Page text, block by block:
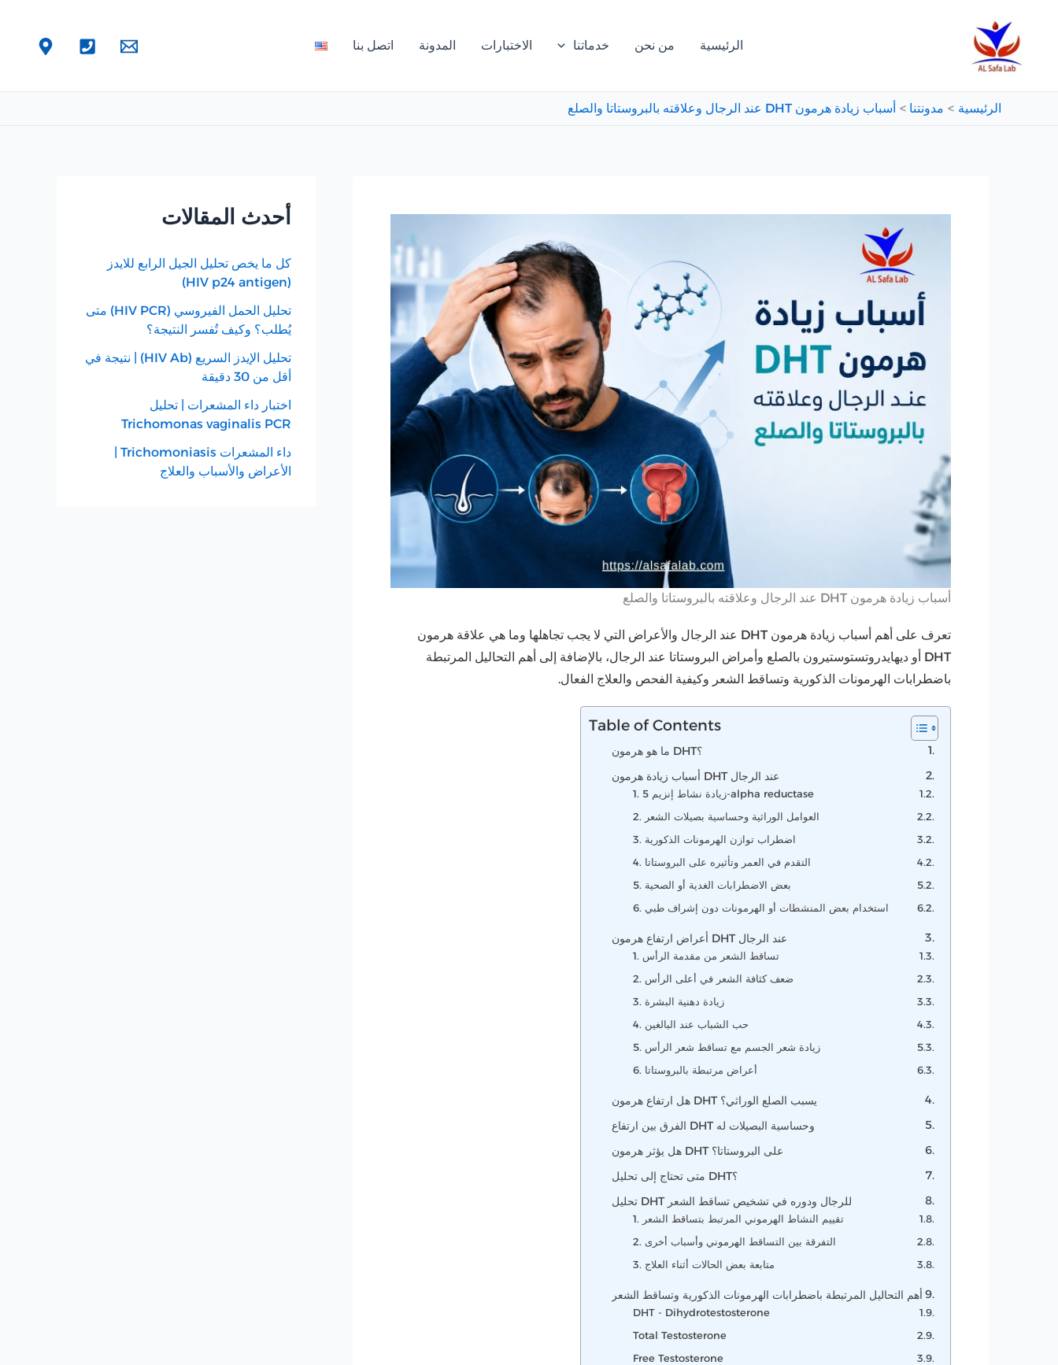
المحتوى
الرئيسية من نحن خدماتنا الاختبارات المدونة اتصل بنا
الرئيسية مدونتنا أسباب زيادة هرمون DHT عند الرجال وعلاقته بالبروستاتا والصلع
أسباب زيادة هرمون DHT عند الرجال وعلاقته بالبروستاتا والصلع
تعرف على أهم أسباب زيادة هرمون DHT عند الرجال والأعراض التي لا يجب تجاهلها وما هي علاقة هرمون
DHT أو ديهايدروتستوستيرون بالصلع وأمراض البروستاتا عند الرجال، بالإضافة إلى أهم التحاليل المرتبطة
باضطرابات الهرمونات الذكورية وتساقط الشعر وكيفية الفحص والعلاج الفعال.
Table of Contents
ما هو هرمون DHT؟
أسباب زيادة هرمون DHT عند الرجال
1. زيادة نشاط إنزيم 5-alpha reductase
2. العوامل الوراثية وحساسية بصيلات الشعر
3. اضطراب توازن الهرمونات الذكورية
4. التقدم في العمر وتأثيره على البروستاتا
5. بعض الاضطرابات الغدية أو الصحية
6. استخدام بعض المنشطات أو الهرمونات دون إشراف طبي
أعراض ارتفاع هرمون DHT عند الرجال
1. تساقط الشعر من مقدمة الرأس
2. ضعف كثافة الشعر في أعلى الرأس
3. زيادة دهنية البشرة
4. حب الشباب عند البالغين
5. زيادة شعر الجسم مع تساقط شعر الرأس
6. أعراض مرتبطة بالبروستاتا
هل ارتفاع هرمون DHT يسبب الصلع الوراثي؟
الفرق بين ارتفاع DHT وحساسية البصيلات له
هل يؤثر هرمون DHT على البروستاتا؟
متى تحتاج إلى تحليل DHT؟
تحليل DHT للرجال ودوره في تشخيص تساقط الشعر
1. تقييم النشاط الهرموني المرتبط بتساقط الشعر
2. التفرقة بين التساقط الهرموني وأسباب أخرى
3. متابعة بعض الحالات أثناء العلاج
أهم التحاليل المرتبطة باضطرابات الهرمونات الذكورية وتساقط الشعر
DHT - Dihydrotestosterone
Total Testosterone
Free Testosterone
أحدث المقالات
كل ما يخص تحليل الجيل الرابع للايدز
(HIV p24 antigen)
تحليل الحمل الفيروسي (HIV PCR) متى
يُطلب؟ وكيف تُفسر النتيجة؟
تحليل الإيدز السريع (HIV Ab) | نتيجة في
أقل من 30 دقيقة
اختبار داء المشعرات | تحليل
Trichomonas vaginalis PCR
الأعراض والأسباب والعلاج